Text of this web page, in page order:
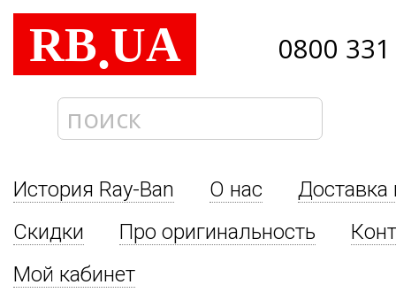
RB.UA 0800
История Ray-Ban О нас
Доставка
Скидки
Про оригинальность
Мой кабинет